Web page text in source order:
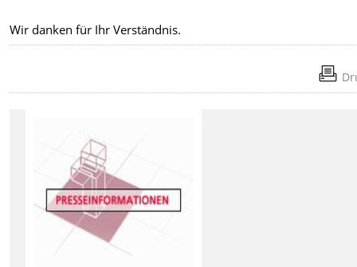
Wir danken für Ihr Verständnis.